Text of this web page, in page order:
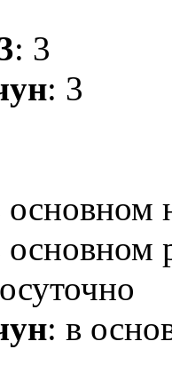
: 3
: 3
основном
основном
: в